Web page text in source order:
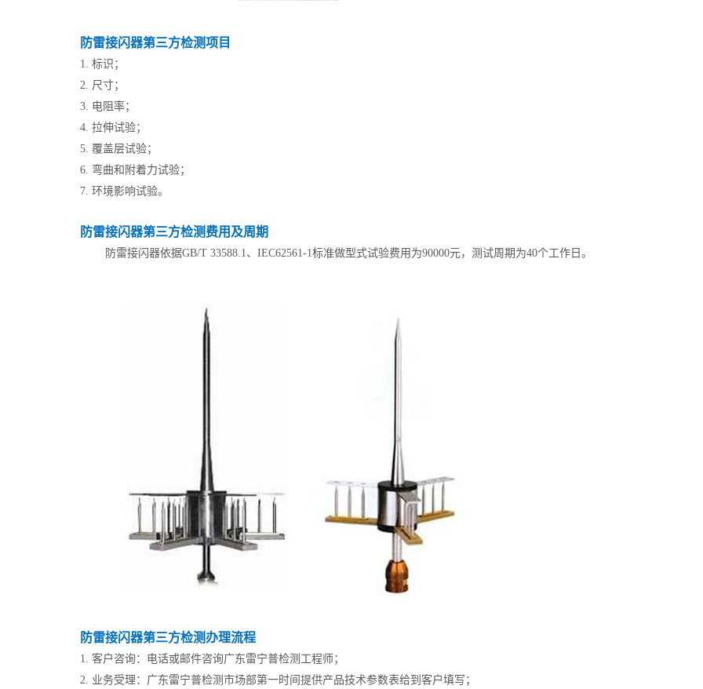
防雷接闪器第三方检测项目
1. 标识；
2. 尺寸；
3. 电阻率；
4. 拉伸试验；
5. 覆盖层试验；
6. 弯曲和附着力试验；
7. 环境影响试验。
防雷接闪器第三方检测费用及周期
防雷接闪器依据GB/T 33588.1、IEC62561-1标准做型式试验费用为90000元，测试周期为40个工作日。
防雷接闪器第三方检测办理流程
1. 客户咨询：电话或邮件咨询广东雷宁普检测工程师；
2. 业务受理：广东雷宁普检测市场部第一时间提供产品技术参数表给到客户填写；